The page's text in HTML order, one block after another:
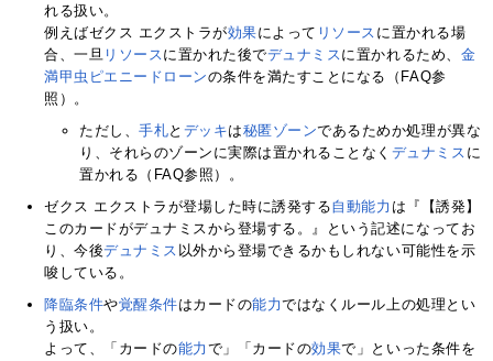
れる扱い。
例えばゼクス エクストラが効果によって リソース に置かれる場
合、一旦 リソースに置かれた後でデュナミスに置かれるため、 金
満甲虫ピエニードローンの条件を満たすことになる（FAQ参
照）。
ただし、手札と デッキは秘匿ゾーンであるためか処理が異な
り、それらのゾーンに実際は置かれることなく デュナミス に
置かれる（FAQ参照）。
ゼクス エクストラが登場した時に誘発する自動能力 は『【誘発】
このカードがデュナミスから登場する。』という記述になってお
り、今後デュナミス 以外から登場できるかもしれない可能性を示
唆している。
降臨条件や覚醒条件はカードの能力ではなくルール上の処理とい
う扱い。
よって、「カードの能力 で」「カードの効果で」といった条件を